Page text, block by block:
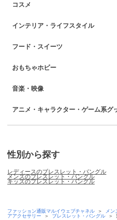
コスメ
インテリア・ライフスタイル
フード・スイーツ
おもちゃホビー
音楽・映像
アニメ・キャラクター・ゲーム系グ
性別から探す
レディースのブレスレット・バングル
メンズのブレスレット・バングル
キッズのブレスレット・バングル
ファッション通販マルイウェブチャネル ＞ メン
アアクセサリー
＞ ブレスレット・バングル ＞